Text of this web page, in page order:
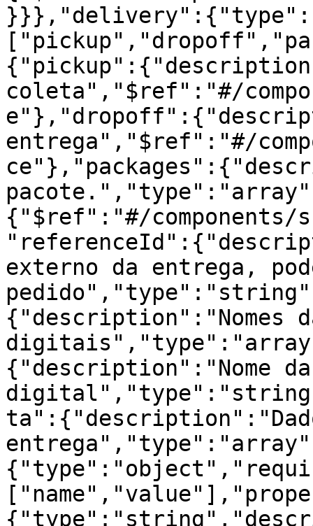
coleta","$ref":"#/
entrega","$ref":"#/
{"$ref":"#/components/
externo da entrega,
{"description":"Nomes
{"description":"Nome